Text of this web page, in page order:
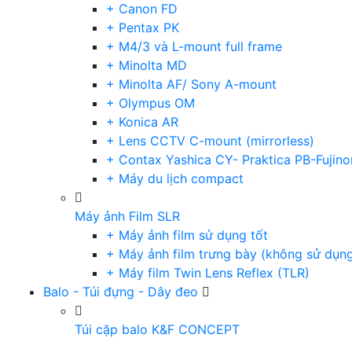
+ Canon FD
+ Pentax PK
+ M4/3 và L-mount full frame
+ Minolta MD
+ Minolta AF/ Sony A-mount
+ Olympus OM
+ Konica AR
+ Lens CCTV C-mount (mirrorless)
+ Contax Yashica CY- Praktica PB-
+ Máy du lịch compact
Máy ảnh Film SLR
+ Máy ảnh film sử dụng tốt
+ Máy ảnh film trưng bày (không sử
+ Máy film Twin Lens Reflex (TLR)
Balo - Túi đựng - Dây đeo
Túi cặp balo K&F CONCEPT